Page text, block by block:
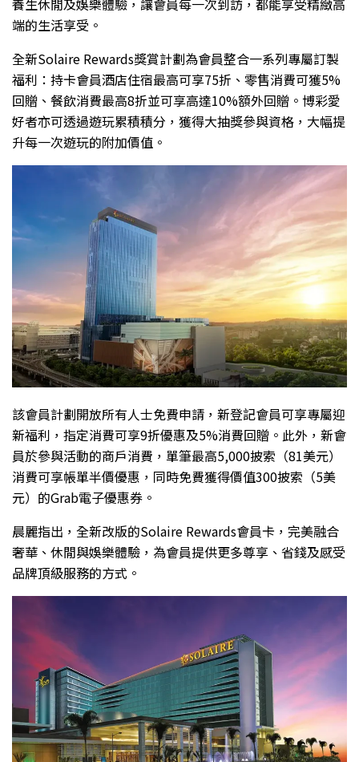
端的生活享受。
全新Solaire Rewards獎賞計劃為會員整合一系列專屬訂製
福利：持卡會員酒店住宿最高可享75折、零售消費可獲5%
回贈、餐飲消費最高8折並可享高達10%額外回贈。博彩愛
好者亦可透過遊玩累積積分，獲得大抽獎參與資格，大幅提
升每一次遊玩的附加價值。
該會員計劃開放所有人士免費申請，新登記會員可享專屬迎
新福利，指定消費可享9折優惠及5%消費回贈。此外，新會
員於參與活動的商戶消費，單筆最高5,000披索（81美元）
消費可享帳單半價優惠，同時免費獲得價值300披索（5美
元）的Grab電子優惠券。
晨麗指出，全新改版的Solaire Rewards會員卡，完美融合
奢華、休閒與娛樂體驗，為會員提供更多尊享、省錢及感受
品牌頂級服務的方式。